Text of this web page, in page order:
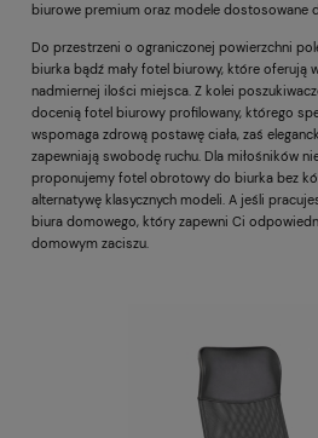
biurowe premium oraz modele dostosowane
Do przestrzeni o ograniczonej powierzchni
biurka bądź mały fotel biurowy, które oferują
nadmiernej ilości miejsca. Z kolei
docenią fotel biurowy profilowany, którego
wspomaga zdrową postawę ciała, zaś
zapewniają swobodę ruchu. Dla miłośników
proponujemy fotel obrotowy do biurka bez
alternatywę klasycznych modeli. A jeśli
biura domowego, który zapewni Ci
domowym zaciszu.